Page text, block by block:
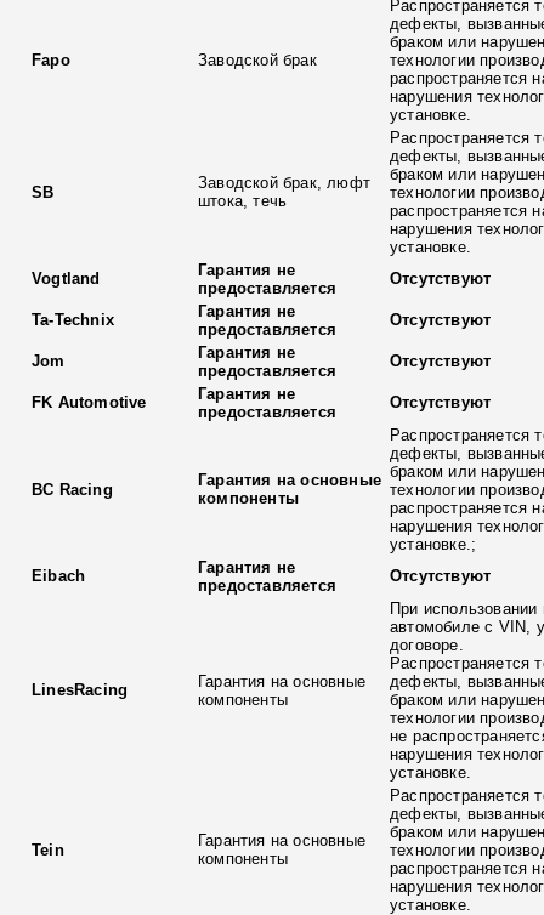
Fapo Заводской брак
Распространяется
дефекты,
браком или
технологии
распространяется
нарушения
установке.
SB
Заводской брак, люфт
штока, течь
Распространяется
дефекты,
браком или
технологии
распространяется
нарушения
установке.
Vogtland
Гарантия не
предоставляется
Отсутствуют
Ta-Technix
Гарантия не
предоставляется
Отсутствуют
Jom
Гарантия не
предоставляется
Отсутствуют
FK Automotive
Гарантия не
предоставляется
Отсутствуют
BC Racing
Гарантия на основные
компоненты
Распространяется
дефекты,
браком или
технологии
распространяется
нарушения
установке.;
Eibach
Гарантия не
предоставляется
Отсутствуют
LinesRacing
Гарантия на основные
компоненты
При использовании
автомобиле с VIN,
договоре.
Распространяется
дефекты,
браком или
технологии
не
нарушения
установке.
Tein
Гарантия на основные
компоненты
Распространяется
дефекты,
браком или
технологии
распространяется
нарушения
установке.